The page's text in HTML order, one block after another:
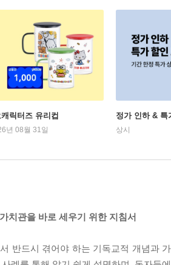
릭터즈 유리컵
년 08월 31일
정가 인하 & 특
상시
치관을 바로 세우기 위한 지침서
반드시 겪어야 하는 기독교적 개념과